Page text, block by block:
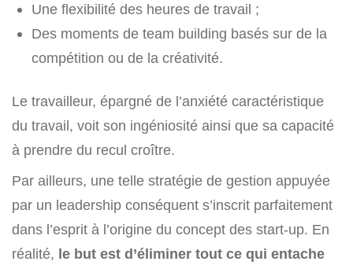
Une flexibilité des heures de travail ;
Des moments de team building basés sur de la
compétition ou de la créativité.
Le travailleur, épargné de l’anxiété caractéristique
du travail, voit son ingéniosité ainsi que sa capacité
à prendre du recul croître.
Par ailleurs, une telle stratégie de gestion appuyée
par un leadership conséquent s’inscrit parfaitement
dans l’esprit à l’origine du concept des start-up. En
réalité, le but est d’éliminer tout ce qui entache